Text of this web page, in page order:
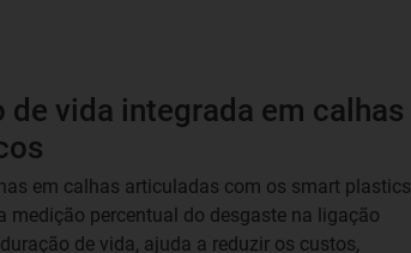
vida integrada em calhas
em calhas articuladas com os smart plastics
medição percentual do desgaste na ligação
de vida, ajuda a reduzir os custos,